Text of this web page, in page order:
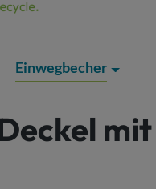
Einwegbecher